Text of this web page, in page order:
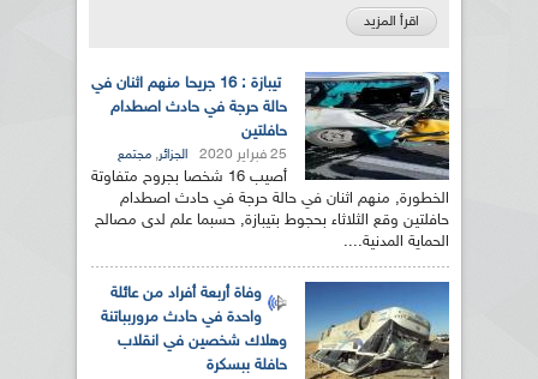
اقرأ المزيد
تيبازة : 16 جريحا منهم اثنان في
حالة حرجة في حادث اصطدام
حافلتين
25 فبراير 2020 الجزائر, مجتمع
أصيب 16 شخصا بجروح متفاوتة
الخطورة, منهم اثنان في حالة حرجة في حادث اصطدام
حافلتين وقع الثلاثاء بحجوط بتيبازة, حسبما علم لدى مصالح
الحماية المدنية....
وفاة أربعة أفراد من عائلة
واحدة في حادث مروربباتنة
وهلاك شخصين في انقلاب
حافلة ببسكرة